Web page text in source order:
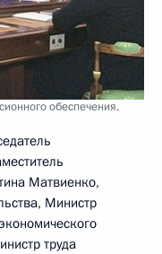
обеспечения.
Матвиенко,
Министр
труда